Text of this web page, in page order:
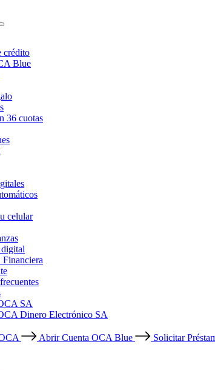
crédito
Blue
36 cuotas
celular
SA
Dinero Electrónico SA
Abrir Cuenta OCA Blue
Solicitar